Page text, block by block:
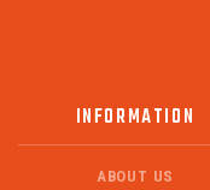
INFORMATION
ABOUT US